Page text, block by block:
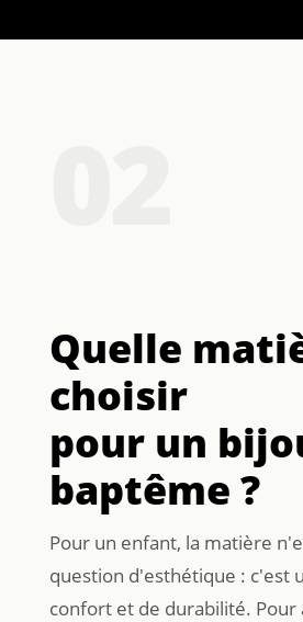
Quelle
choisir
pour un
baptême ?
Pour un enfant, la matière
question d'esthétique : c'est
confort et de durabilité. Pour